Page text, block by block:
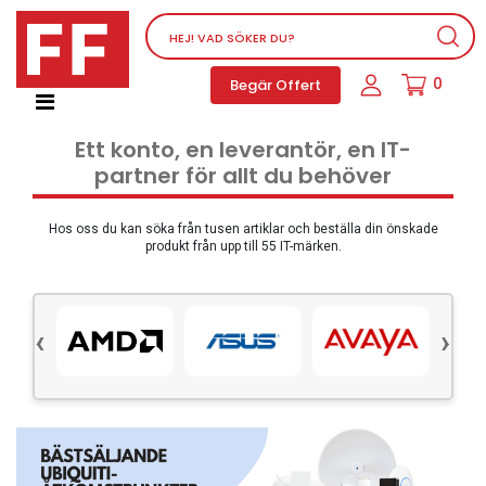
Begär Offert 0
Nätverksutrustning
Service, supportprogram och licenser
Mjukvara
Dator PC-utrustning
Tillbehör
Olika produkter
Kontorsmaterial
Ett konto, en leverantör, en IT-
partner för allt du behöver
Hos oss du kan söka från tusen artiklar och beställa din önskade
produkt från upp till 55 IT-märken.
‹ ›